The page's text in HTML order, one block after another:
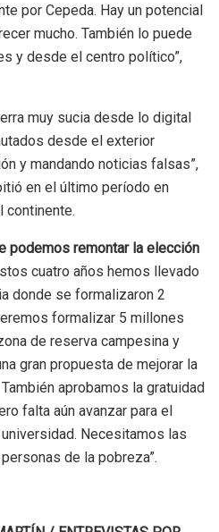
por Cepeda. Hay un potencial
mucho. También lo puede
y desde el centro político”,
muy sucia desde lo digital
desde el exterior
y mandando noticias falsas”,
en el último período en
continente.
podemos remontar la elección
cuatro años hemos llevado
donde se formalizaron 2
formalizar 5 millones
de reserva campesina y
gran propuesta de mejorar la
aprobamos la gratuidad
falta aún avanzar para el
Necesitamos las
de la pobreza”.